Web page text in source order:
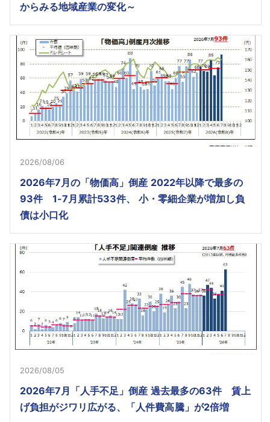
からみる地域産業の変化～
2026/08/06
2026年7月の「物価高」倒産 2022年以降で最多の
93件 1-7月累計533件、 小・零細企業が増加し負
債は小口化
2026/08/05
2026年7月「人手不足」倒産 過去最多の63件 賃上
げ負担がジワリ広がる、「人件費高騰」が2倍増